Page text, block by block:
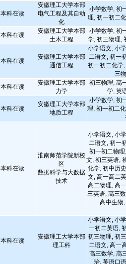
本科在读
安徽理工大学本部
电气工程及其自动
化
小学数学, 初
理, 初一初二
本科在读
安徽理工大学本部
土木工程
小学数学, 初
学, 初三物理,
本科在读
安徽理工大学本部
通信工程
小学语文, 小
二语文, 初一
初一初二化学
三
本科在读
安徽理工大学本部
力学
初三物理, 高
学, 英
本科在读
安徽理工大学本部
地质工程
小学数学, 初
理, 初一初二
本科在读
淮南师范学院新校
区
数据科学与大数据
技术
小学语文, 小
二语文, 初一
初一初二物
文, 初三英语,
化学, 初中历
文, 高一高二
高二物理, 高
三英语, 高三
高中生物
本科在读
安徽理工大学本部
理工科
小学语文, 小
一初二英语,
初三物理, 初
二语文, 高一
高三数学, 高
治, 英语口